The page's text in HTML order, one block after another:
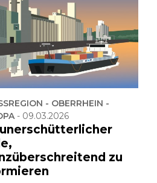
- OBERRHEIN -
- 09.03.2026
zu